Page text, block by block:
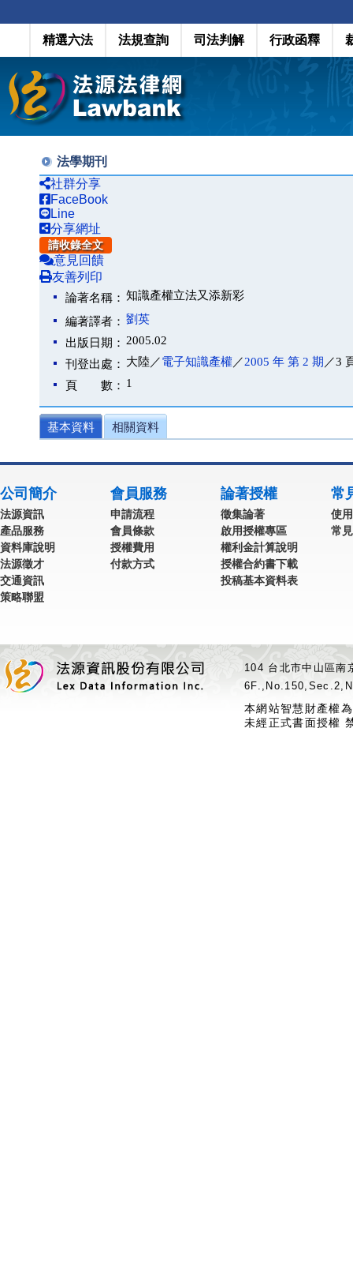
精選六法 法規查詢 司法判解 行政函釋
法學期刊
社群分享
FaceBook
Line
分享網址
請收錄全文
意見回饋
友善列印
論著名稱： 知識產權立法又添新彩
編著譯者： 劉英
出版日期： 2005.02
刊登出處： 大陸／電子知識產權／2005 年 第 2 期 ／3
頁 數： 1
基本資料 相關資料
公司簡介
法源資訊
產品服務
資料庫說明
法源徵才
交通資訊
策略聯盟
會員服務
申請流程
會員條款
授權費用
付款方式
論著授權
徵集論著
啟用授權專區
權利金計算說明
授權合約書下載
投稿基本資料表
常
使
常
104 台北市中山區
本網站智慧財產權
未經正式書面授權